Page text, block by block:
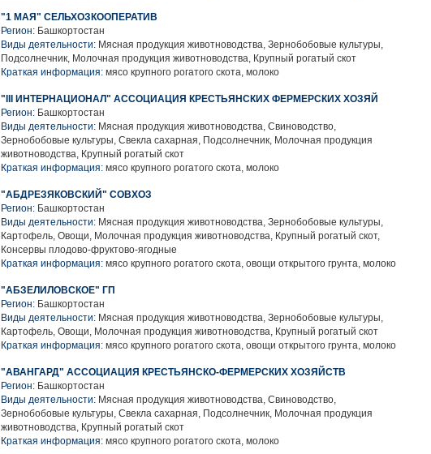
"1 МАЯ" СЕЛЬХОЗКООПЕРАТИВ
Регион: Башкортостан
Виды деятельности: Мясная продукция животноводства, Зернобобовые культуры,
Подсолнечник, Молочная продукция животноводства, Крупный рогатый скот
Краткая информация: мясо крупного рогатого скота, молоко
"III ИНТЕРНАЦИОНАЛ" АССОЦИАЦИЯ КРЕСТЬЯНСКИХ ФЕРМЕРСКИХ ХОЗЯЙ
Регион: Башкортостан
Виды деятельности: Мясная продукция животноводства, Свиноводство,
Зернобобовые культуры, Свекла сахарная, Подсолнечник, Молочная продукция
животноводства, Крупный рогатый скот
Краткая информация: мясо крупного рогатого скота, молоко
"АБДРЕЗЯКОВСКИЙ" СОВХОЗ
Регион: Башкортостан
Виды деятельности: Мясная продукция животноводства, Зернобобовые культуры,
Картофель, Овощи, Молочная продукция животноводства, Крупный рогатый скот,
Консервы плодово-фруктово-ягодные
Краткая информация: мясо крупного рогатого скота, овощи открытого грунта, молоко
"АБЗЕЛИЛОВСКОЕ" ГП
Регион: Башкортостан
Виды деятельности: Мясная продукция животноводства, Зернобобовые культуры,
Картофель, Овощи, Молочная продукция животноводства, Крупный рогатый скот
Краткая информация: мясо крупного рогатого скота, овощи открытого грунта, молоко
"АВАНГАРД" АССОЦИАЦИЯ КРЕСТЬЯНСКО-ФЕРМЕРСКИХ ХОЗЯЙСТВ
Регион: Башкортостан
Виды деятельности: Мясная продукция животноводства, Свиноводство,
Зернобобовые культуры, Свекла сахарная, Подсолнечник, Молочная продукция
животноводства, Крупный рогатый скот
Краткая информация: мясо крупного рогатого скота, молоко